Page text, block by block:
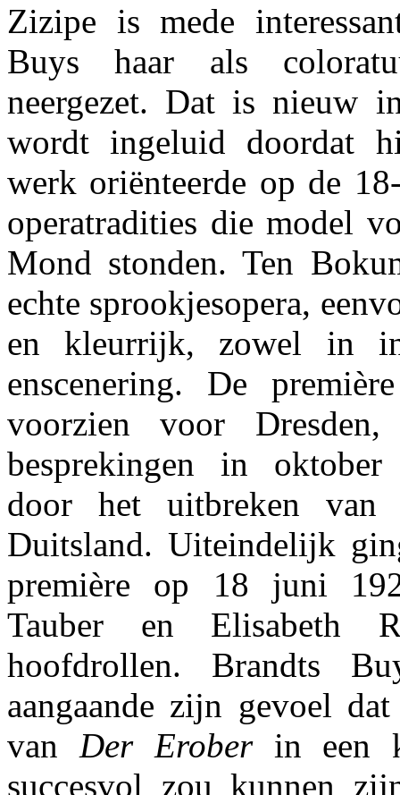
Zizipe is mede
Buys haar als
neergezet. Dat is nieuw
wordt ingeluid doordat
werk oriënteerde op de
operatradities die model
Mond stonden. Ten
echte sprookjesopera,
en kleurrijk, zowel in
enscenering. De
voorzien voor
besprekingen in
door het uitbreken
Duitsland. Uiteindelijk
première op 18 juni
Tauber en Elisabeth
hoofdrollen. Brandts
aangaande zijn gevoel
van Der Eroberin een
succesvol zou kunnen